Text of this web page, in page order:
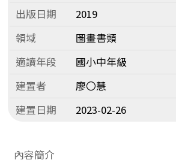
出版日期
2019
領域
圖畫書類
適讀年段
國小中年級
建置者
廖〇慧
建置日期
2023-02-26
內容簡介